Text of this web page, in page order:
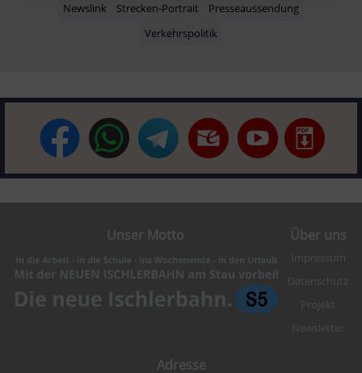
Newslink Strecken-Portrait
Presseaussendung
Verkehrspolitik
Unser Motto Über uns
Impressum
Datenschutz
Projekt
Newsletter
Adresse